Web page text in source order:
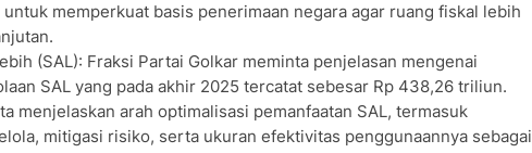
memperkuat basis penerimaan negara agar ruang fiskal lebih
(SAL): Fraksi Partai Golkar meminta penjelasan mengenai
SAL yang pada akhir 2025 tercatat sebesar Rp 438,26 triliun.
menjelaskan arah optimalisasi pemanfaatan SAL, termasuk
mitigasi risiko, serta ukuran efektivitas penggunaannya sebagai